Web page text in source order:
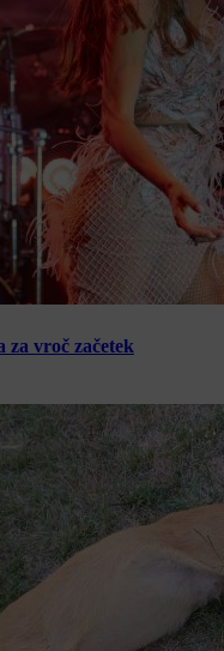
vroč začetek